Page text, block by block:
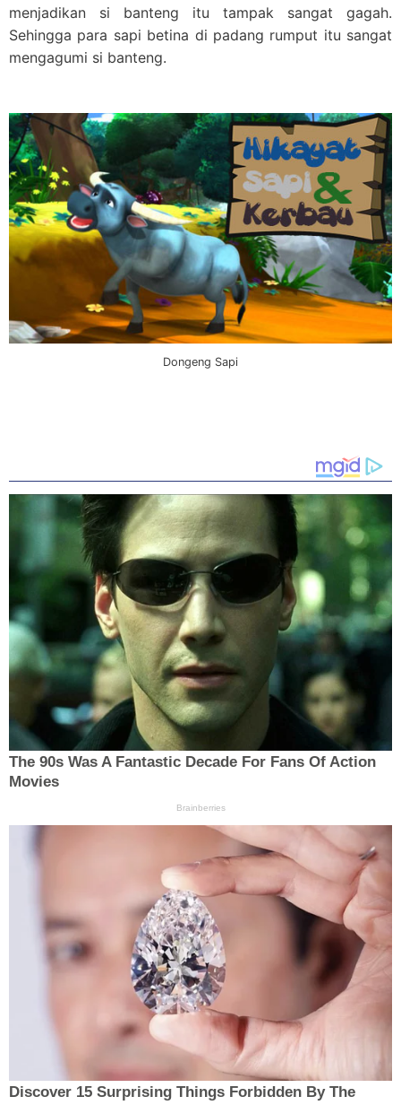
menjadikan si banteng itu tampak sangat gagah.
Sehingga para sapi betina di padang rumput itu sangat
mengagumi si banteng.
Dongeng Sapi